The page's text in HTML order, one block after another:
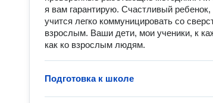
я вам гарантирую. Счастливый
учится легко коммуницировать со
взрослым. Ваши дети, мои ученики, к
как ко взрослым людям.
Подготовка к школе